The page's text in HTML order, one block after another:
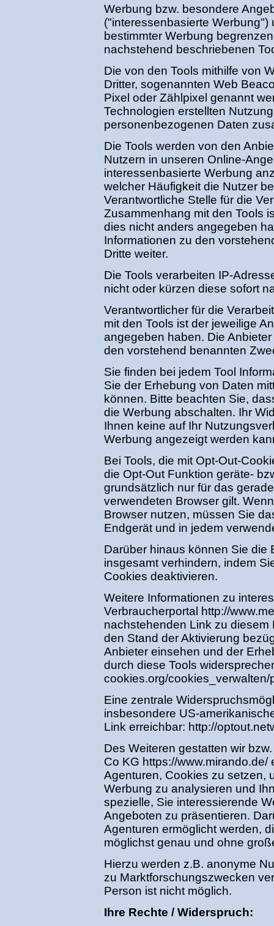
Werbung bzw. besondere
("interessenbasierte
bestimmter Werbung
nachstehend beschriebenen
Die von den Tools mithilfe von
Dritter, sogenannten Web
Pixel oder Zählpixel genannt
Technologien erstellten
personenbezogenen Daten
Die Tools werden von den
Nutzern in unseren Online-
interessenbasierte Werbung
welcher Häufigkeit die Nutzer
Verantwortliche Stelle für die
Zusammenhang mit den Tools
dies nicht anders angegeben
Informationen zu den
Dritte weiter.
Die Tools verarbeiten IP-
nicht oder kürzen diese sofort
Verantwortlicher für die
mit den Tools ist der jeweilige
angegeben haben. Die
den vorstehend benannten
Sie finden bei jedem Tool
Sie der Erhebung von Daten
können. Bitte beachten Sie,
die Werbung abschalten. Ihr
Ihnen keine auf Ihr
Werbung angezeigt werden
Bei Tools, die mit Opt-Out-
die Opt-Out Funktion geräte-
grundsätzlich nur für das
verwendeten Browser gilt.
Browser nutzen, müssen Sie
Endgerät und in jedem
Darüber hinaus können Sie die
insgesamt verhindern, indem
Cookies deaktivieren.
Weitere Informationen zu
Verbraucherportal http://
nachstehenden Link zu
den Stand der Aktivierung
Anbieter einsehen und der
durch diese Tools
cookies.org/
Eine zentrale
insbesondere US-
Link erreichbar: http://
Des Weiteren gestatten wir
Co KG https://
Agenturen, Cookies zu setzen,
Werbung zu analysieren und
spezielle, Sie interessierende
Angeboten zu präsentieren.
Agenturen ermöglicht werden,
möglichst genau und ohne
Hierzu werden z.B. anonyme
zu Marktforschungszwecken
Person ist nicht möglich.
Ihre Rechte / Widerspruch: